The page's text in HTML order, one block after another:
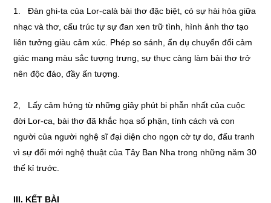
1. Đàn ghi-ta của Lor-calà bài thơ đặc biệt, có sự hài hòa giữa
nhạc và thơ, cấu trúc tự sự đan xen trữ tình, hình ảnh thơ tạo
liên tưởng giàu cảm xúc. Phép so sánh, ẩn dụ chuyển đổi cảm
giác mang màu sắc tượng trưng, sự thực càng làm bài thơ trở
nên độc đáo, đầy ấn tượng.
2, Lấy cảm hứng từ những giây phút bi phẫn nhất của cuộc
đời Lor-ca, bài thơ đã khắc họa số phận, tính cách và con
người của người nghệ sĩ đại diện cho ngọn cờ tự do, đấu tranh
vì sự đổi mới nghệ thuật của Tây Ban Nha trong những năm 30
thế kỉ trước.
III. KẾT BÀI